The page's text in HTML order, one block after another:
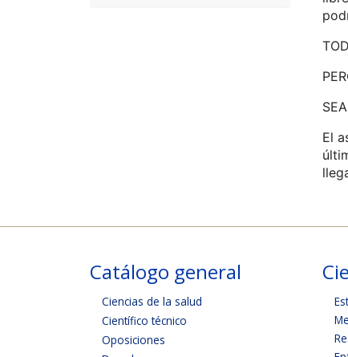
El
Catálogo general
Ciencias de la salud
Científico técnico
Oposiciones